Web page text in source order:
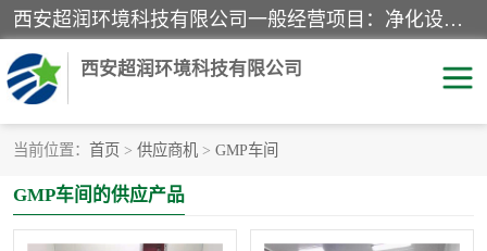
西安超润环境科技有限公司一般经营项目：净化设备、厨房设备、五金机电设备、不锈钢制品、彩钢夹心板、水处理设备的研发、销售；空气净化设备、办公设备、通风设备、建筑材料、金属材料的销售；净化工程、钢结构工程、机电设备工程的设计与施工及技术咨询服务；货物及技术的进出口的业务经营。
西安超润环境科技有限公司
当前位置： 首页 > 供应商机 > GMP车间
GMP车间的供应产品
洁净手术室
粉尘废气净化 洁净室工程